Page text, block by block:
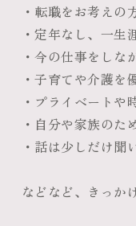
・転職をお考えの
・定年なし、一生
・今の仕事をしな
・子育てや介護を
・プライベートや
・自分や家族のた
・話は少しだけ聞
などなど、きっか